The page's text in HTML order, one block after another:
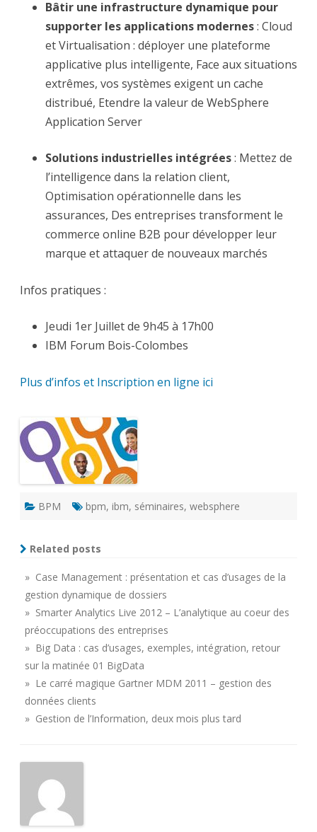
Bâtir une infrastructure dynamique pour
supporter les applications modernes: Cloud
et Virtualisation : déployer une plateforme
applicative plus intelligente, Face aux situations
extrêmes, vos systèmes exigent un cache
distribué, Etendre la valeur de WebSphere
Application Server
Solutions industrielles intégrées: Mettez de
l’intelligence dans la relation client,
Optimisation opérationnelle dans les
assurances, Des entreprises transforment le
commerce online B2B pour développer leur
marque et attaquer de nouveaux marchés
Infos pratiques :
Jeudi 1er Juillet de 9h45 à 17h00
IBM Forum Bois-Colombes
Plus d’infos et Inscription en ligne ici
BPM bpm, ibm, séminaires, websphere
Related posts
» Case Management : présentation et cas d’usages de la
gestion dynamique de dossiers
» Smarter Analytics Live 2012 – L’analytique au coeur des
préoccupations des entreprises
» Big Data : cas d’usages, exemples, intégration, retour
sur la matinée 01 BigData
» Le carré magique Gartner MDM 2011 – gestion des
données clients
» Gestion de l’Information, deux mois plus tard